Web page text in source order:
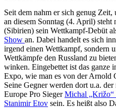
Seit dem nahm er sich genug
an diesem Sonntag (4. April)
(Sibirien) sein Wettkampf-Debüt
Show an. Dabei handelt es sich
irgend einen Wettkampf, sondern
Wettkämpfe den Russland zu
winken. Eingebettet ist das ganze
Expo, wie man es von der Arnold
Seine Gegner werden dort u.a.
Europe Pro SiegerMichal „Križo“
Stanimir Etov sein. Es heißt also